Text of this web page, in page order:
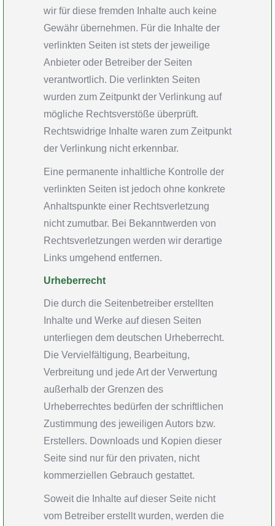
wir für diese fremden Inhalte auch keine
Gewähr übernehmen. Für die Inhalte der
verlinkten Seiten ist stets der jeweilige
Anbieter oder Betreiber der Seiten
verantwortlich. Die verlinkten Seiten
wurden zum Zeitpunkt der Verlinkung auf
mögliche Rechtsverstöße überprüft.
Rechtswidrige Inhalte waren zum Zeitpunkt
der Verlinkung nicht erkennbar.
Eine permanente inhaltliche Kontrolle der
verlinkten Seiten ist jedoch ohne konkrete
Anhaltspunkte einer Rechtsverletzung
nicht zumutbar. Bei Bekanntwerden von
Rechtsverletzungen werden wir derartige
Links umgehend entfernen.
Urheberrecht
Die durch die Seitenbetreiber erstellten
Inhalte und Werke auf diesen Seiten
unterliegen dem deutschen Urheberrecht.
Die Vervielfältigung, Bearbeitung,
Verbreitung und jede Art der Verwertung
außerhalb der Grenzen des
Urheberrechtes bedürfen der schriftlichen
Zustimmung des jeweiligen Autors bzw.
Erstellers. Downloads und Kopien dieser
Seite sind nur für den privaten, nicht
kommerziellen Gebrauch gestattet.
Soweit die Inhalte auf dieser Seite nicht
vom Betreiber erstellt wurden, werden die